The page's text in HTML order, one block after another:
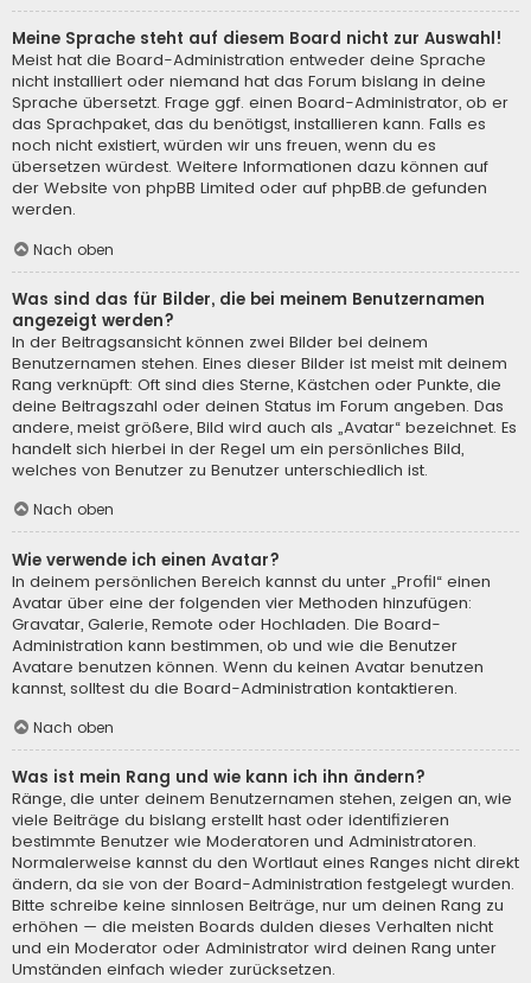
Meine Sprache steht auf diesem Board nicht zur Auswahl!
Meist hat die Board-Administration entweder deine Sprache
nicht installiert oder niemand hat das Forum bislang in deine
Sprache übersetzt. Frage ggf. einen Board-Administrator, ob er
das Sprachpaket, das du benötigst, installieren kann. Falls es
noch nicht existiert, würden wir uns freuen, wenn du es
übersetzen würdest. Weitere Informationen dazu können auf
der Website von phpBB Limited oder auf phpBB.de gefunden
werden.
Nach oben
Was sind das für Bilder, die bei meinem Benutzernamen
angezeigt werden?
In der Beitragsansicht können zwei Bilder bei deinem
Benutzernamen stehen. Eines dieser Bilder ist meist mit deinem
Rang verknüpft: Oft sind dies Sterne, Kästchen oder Punkte, die
deine Beitragszahl oder deinen Status im Forum angeben. Das
andere, meist größere, Bild wird auch als „Avatar“ bezeichnet. Es
handelt sich hierbei in der Regel um ein persönliches Bild,
welches von Benutzer zu Benutzer unterschiedlich ist.
Nach oben
Wie verwende ich einen Avatar?
In deinem persönlichen Bereich kannst du unter „Profil“ einen
Avatar über eine der folgenden vier Methoden hinzufügen:
Gravatar, Galerie, Remote oder Hochladen. Die Board-
Administration kann bestimmen, ob und wie die Benutzer
Avatare benutzen können. Wenn du keinen Avatar benutzen
kannst, solltest du die Board-Administration kontaktieren.
Nach oben
Was ist mein Rang und wie kann ich ihn ändern?
Ränge, die unter deinem Benutzernamen stehen, zeigen an, wie
viele Beiträge du bislang erstellt hast oder identifizieren
bestimmte Benutzer wie Moderatoren und Administratoren.
Normalerweise kannst du den Wortlaut eines Ranges nicht direkt
ändern, da sie von der Board-Administration festgelegt wurden.
Bitte schreibe keine sinnlosen Beiträge, nur um deinen Rang zu
erhöhen — die meisten Boards dulden dieses Verhalten nicht
und ein Moderator oder Administrator wird deinen Rang unter
Umständen einfach wieder zurücksetzen.